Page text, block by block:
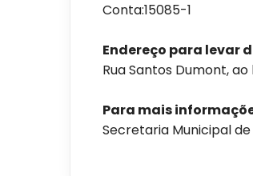
Conta:15085-1
Endereço para levar
Rua Santos Dumont,
Para mais
Secretaria Municipal